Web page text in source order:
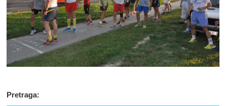
Pretraga: